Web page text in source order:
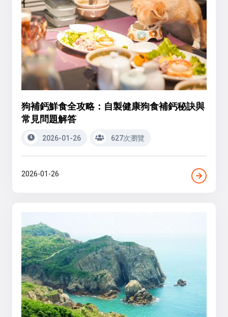
狗補鈣鮮食全攻略：自製健康狗食補鈣秘訣與
常見問題解答
2026-01-26 627次瀏覽
2026-01-26